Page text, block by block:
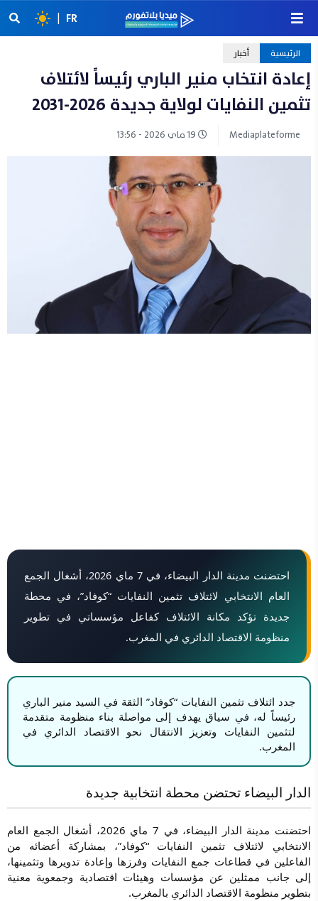
FR
|
الرئيسية أخبار
إعادة انتخاب منير الباري رئيساً لائتلاف
تثمين النفايات لولاية جديدة 2026-2031
Mediaplateforme
احتضنت مدينة الدار البيضاء، في 7 ماي 2026، أشغال الجمع
العام الانتخابي لائتلاف تثمين النفايات “كوفاد”، في محطة
جديدة تؤكد مكانة الائتلاف كفاعل مؤسساتي في تطوير
منظومة الاقتصاد الدائري في المغرب.
جدد ائتلاف تثمين النفايات “كوفاد” الثقة في السيد منير الباري
رئيساً له، في سياق يهدف إلى مواصلة بناء منظومة متقدمة
لتثمين النفايات وتعزيز الانتقال نحو الاقتصاد الدائري في
المغرب.
الدار البيضاء تحتضن محطة انتخابية جديدة
احتضنت مدينة الدار البيضاء، في 7 ماي 2026، أشغال الجمع العام
الانتخابي لائتلاف تثمين النفايات “كوفاد”، بمشاركة أعضائه من
الفاعلين في قطاعات جمع النفايات وفرزها وإعادة تدويرها وتثمينها،
إلى جانب ممثلين عن مؤسسات وهيئات اقتصادية وجمعوية معنية
بتطوير منظومة الاقتصاد الدائري بالمغرب.